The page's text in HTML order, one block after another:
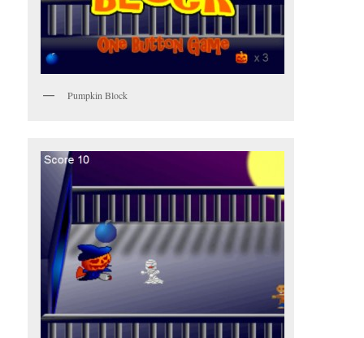
Pumpkin Block